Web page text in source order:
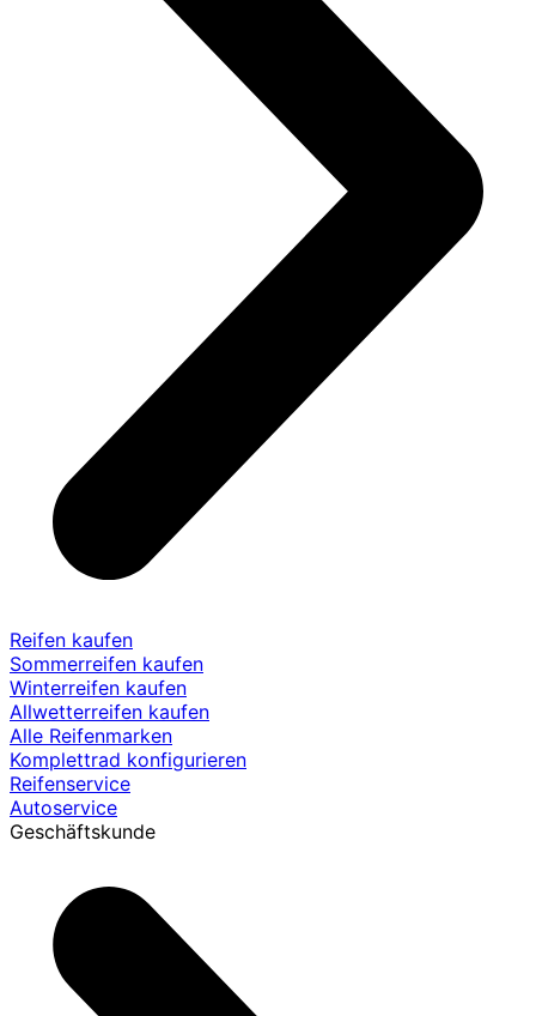
Reifen kaufen
Sommerreifen kaufen
Winterreifen kaufen
Allwetterreifen kaufen
Alle Reifenmarken
Komplettrad konfigurieren
Reifenservice
Autoservice
Geschäftskunde